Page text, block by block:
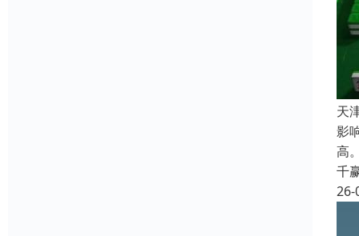
天
影
高
千
26-